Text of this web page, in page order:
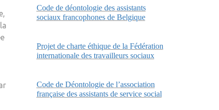
Code de déontologie des assistants
sociaux francophones de Belgique
Projet de charte éthique de la Fédération
internationale des travailleurs sociaux
Code de Déontologie de l’association
française des assistants de service social